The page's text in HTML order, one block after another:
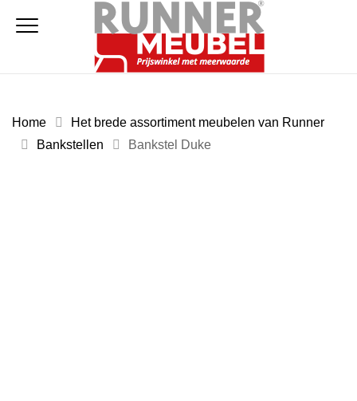
Home
Het brede assortiment meubelen van Runner
Bankstellen
Bankstel Duke